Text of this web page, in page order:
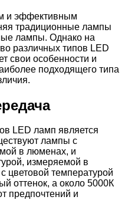
и эффективным
традиционные лампы
лампы. Однако на
различных типов LED
свои особенности и
подходящего типа
LED ламп является
лампы с
в люменах, и
измеряемой в
цветовой температурой
оттенок, а около 5000К
предпочтений и